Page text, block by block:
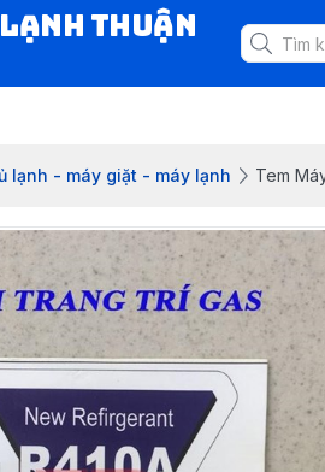
THUẬN
lạnh - máy giặt - máy lạnh Tem